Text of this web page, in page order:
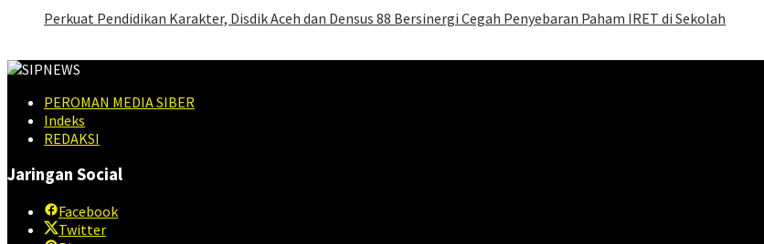
Perkuat Pendidikan Karakter, Disdik Aceh dan Densus 88 Bersinergi Cegah Penyebaran Paham IRET di Sekolah
PEROMAN MEDIA SIBER
Indeks
REDAKSI
Jaringan Social
Facebook
Twitter